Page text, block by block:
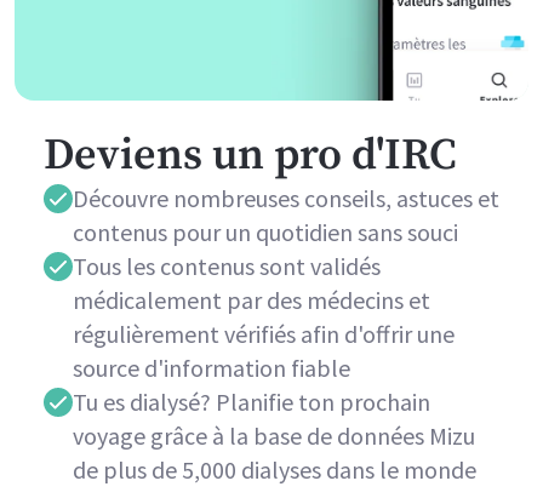
Deviens un pro d'IRC
Découvre nombreuses conseils, astuces et
contenus pour un quotidien sans souci
Tous les contenus sont validés
médicalement par des médecins et
régulièrement vérifiés afin d'offrir une
source d'information fiable
Tu es dialysé? Planifie ton prochain
voyage grâce à la base de données Mizu
de plus de 5,000 dialyses dans le monde